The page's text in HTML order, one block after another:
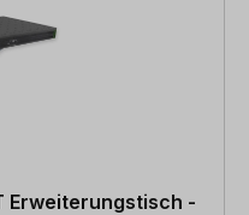
Erweiterungstisch -